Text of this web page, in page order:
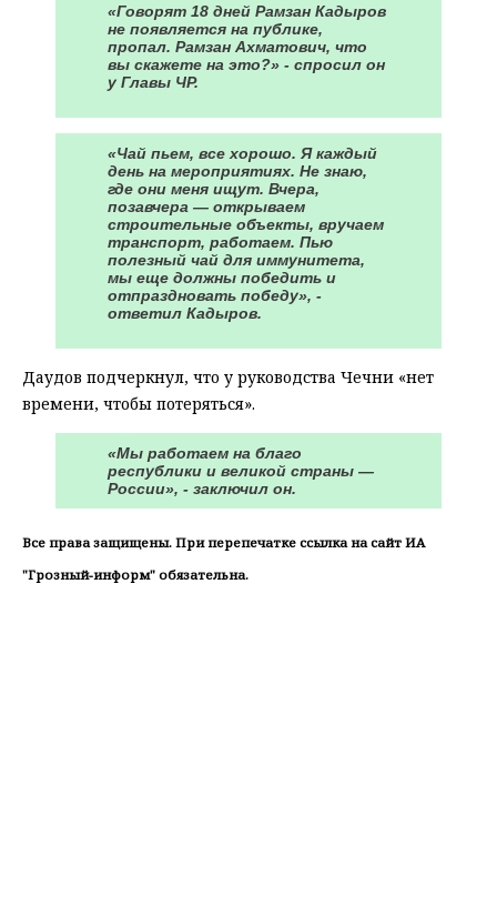
«Говорят 18 дней Рамзан Кадыров
не появляется на публике,
пропал. Рамзан Ахматович, что
вы скажете на это?» - спросил он
у Главы ЧР.
«Чай пьем, все хорошо. Я каждый
день на мероприятиях. Не знаю,
где они меня ищут. Вчера,
позавчера — открываем
строительные объекты, вручаем
транспорт, работаем. Пью
полезный чай для иммунитета,
мы еще должны победить и
отпраздновать победу», -
ответил Кадыров.
Даудов подчеркнул, что у руководства Чечни «нет
времени, чтобы потеряться».
«Мы работаем на благо
республики и великой страны —
России», - заключил он.
Все права защищены. При перепечатке ссылка на сайт ИА
"Грозный-информ" обязательна.